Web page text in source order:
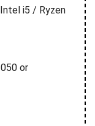
i5 / Ryzen
or